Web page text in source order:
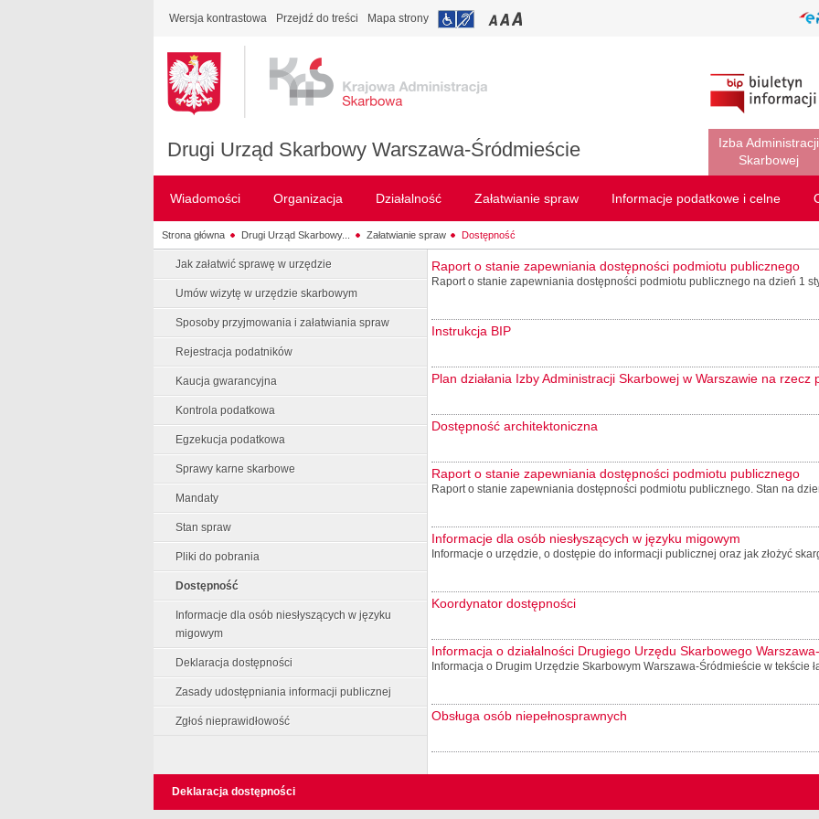
Wersja kontrastowa Przejdź do treści Mapa strony
Drugi Urząd Skarbowy Warszawa-Śródmieście
Izba Administracji
Skarbowej
Wiadomości Organizacja Działalność Załatwianie spraw Informacje podatkowe i celne
Strona główna Drugi Urząd Skarbowy... Załatwianie spraw Dostępność
Jak załatwić sprawę w urzędzie
Umów wizytę w urzędzie skarbowym
Sposoby przyjmowania i załatwiania spraw
Rejestracja podatników
Kaucja gwarancyjna
Kontrola podatkowa
Egzekucja podatkowa
Sprawy karne skarbowe
Mandaty
Stan spraw
Pliki do pobrania
Dostępność
Informacje dla osób niesłyszących w języku
migowym
Deklaracja dostępności
Zasady udostępniania informacji publicznej
Zgłoś nieprawidłowość
Raport o stanie zapewniania dostępności podmiotu publicznego
Raport o stanie zapewniania dostępności podmiotu publicznego na dzień 1
Instrukcja BIP
Plan działania Izby Administracji Skarbowej w Warszawie na
Dostępność architektoniczna
Raport o stanie zapewniania dostępności podmiotu publicznego
Raport o stanie zapewniania dostępności podmiotu publicznego. Stan na
Informacje dla osób niesłyszących w języku migowym
Informacje o urzędzie, o dostępie do informacji publicznej oraz jak złożyć
Koordynator dostępności
Informacja o działalności Drugiego Urzędu Skarbowego
Informacja o Drugim Urzędzie Skarbowym Warszawa-Śródmieście w tekście
Obsługa osób niepełnosprawnych
Deklaracja dostępności